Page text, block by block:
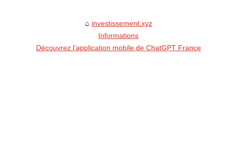
investissement.xyz
Informations
Découvrez l'application mobile de ChatGPT France